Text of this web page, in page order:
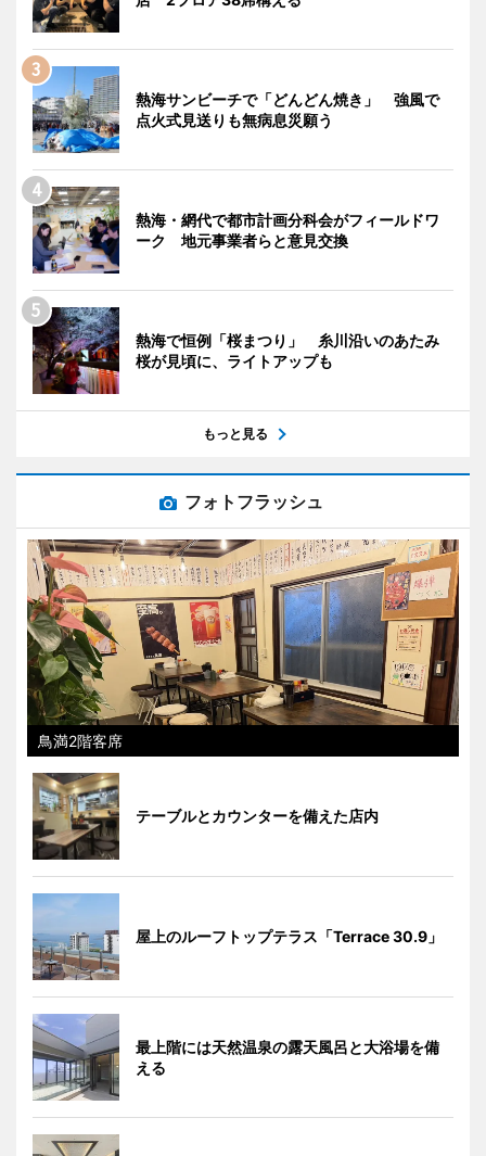
熱海サンビーチで「どんどん焼き」 強風で
点火式見送りも無病息災願う
熱海・網代で都市計画分科会がフィールドワ
ーク 地元事業者らと意見交換
熱海で恒例「桜まつり」 糸川沿いのあたみ
桜が見頃に、ライトアップも
もっと見る
フォトフラッシュ
鳥満2階客席
テーブルとカウンターを備えた店内
屋上のルーフトップテラス「Terrace 30.9」
最上階には天然温泉の露天風呂と大浴場を備
える